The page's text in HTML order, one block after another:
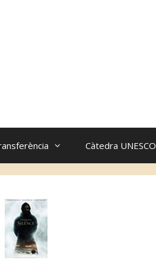
Càtedra UNESCO